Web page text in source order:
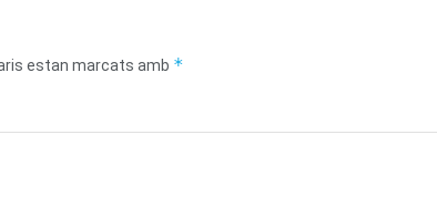
estan marcats amb *